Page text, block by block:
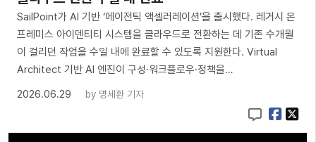
SailPoint가 AI 기반 ‘에이전틱 액셀러레이션’을 출시했다. 레거시 온
프레미스 아이덴티티 시스템을 클라우드로 전환하는 데 기존 수개월
이 걸리던 작업을 수일 내에 완료할 수 있도록 지원한다. Virtual
Architect 기반 AI 엔진이 구성·워크플로우·정책을…
2026.06.29
by 명세환 기자